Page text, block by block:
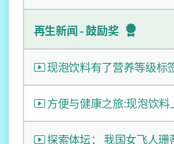
再生新闻 - 鼓励奖
现泡饮料有了营养等级标
方便与健康之旅:现泡饮料
探索体坛： 我国女飞人